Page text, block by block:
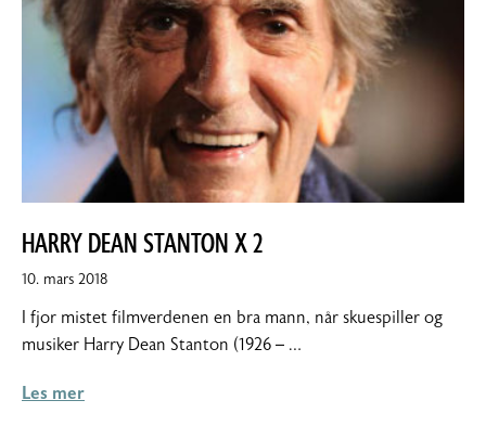
HARRY DEAN STANTON X 2
10. mars 201810.
2018
I fjor mistet filmverdenen en bra mann, når skuespiller og
musiker Harry Dean Stanton (1926 – …
Les mer